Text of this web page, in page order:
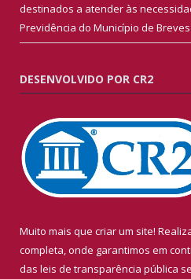
destinados a atender às
Previdência do Município de Breves
DESENVOLVIDO POR CR2
Muito mais que criar um site!
completa, onde garantimos em
das leis de transparência pública